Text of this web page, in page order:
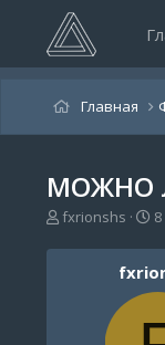
Главная
МОЖНО
А
т
fxrionshs
Д
т
а
н
ч